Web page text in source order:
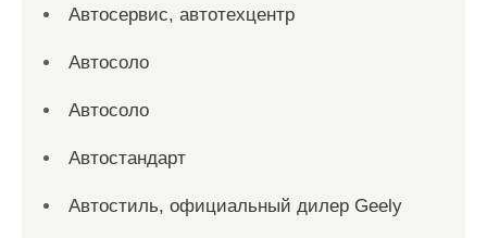
Автосервис, автотехцентр
Автосоло
Автосоло
Автостандарт
Автостиль, официальный дилер Geely